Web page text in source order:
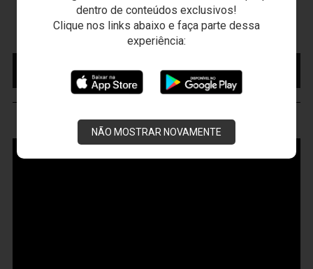
dentro de conteúdos exclusivos!
Clique nos links abaixo e faça parte dessa
experiência:
NÃO MOSTRAR NOVAMENTE
Presidente Vargas - Capital/CE
Campeonato Brasileiro • 2º Turno • 22 ª Rodada
INGRESSO